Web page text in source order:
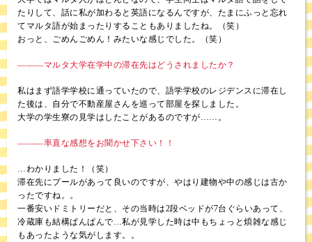
たりして、話に私が加わると英語になるんですが、たまにふっと忘れ
てマルタ語が始まったりすることもありましたね。（笑）
おっと、ごめんごめん！みたいな感じでした。（笑）
―――マルタ大学在学中の滞在先はどうされましたか？
私はまず語学学校に通っていたので、語学学校のレジデンスに滞在し
た後は、自分で不動産屋さんを巡って部屋を探しました。
大学の学生寮の見学はしたことがあるのですが……。
―――率直な感想をお聞かせ下さい！！
…わかりました！（笑）
滞在先にプールがあって良いのですが、やはり建物や中の感じは古か
ったですね。。
一番安いドミトリーだと、その当時は2段ベッドが7台ぐらいあって、
冷蔵庫も結構ぱんぱんで…私が見学した時は中もちょっと煩雑な感じ
もあったような気がします。。